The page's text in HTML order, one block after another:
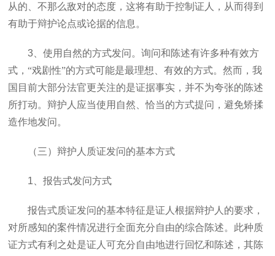
从的、不那么敌对的态度，这将有助于控制证人，从而得到
有助于辩护论点或论据的信息。
3 、使用自然的方式发问。询问和陈述有许多种有效方
式，“戏剧性”的方式可能是最理想、有效的方式。然而，我
国目前大部分法官更关注的是证据事实，并不为夸张的陈述
所打动。辩护人应当使用自然、恰当的方式提问，避免矫揉
造作地发问。
（三）辩护人质证发问的基本方式
1 、报告式发问方式
报告式质证发问的基本特征是证人根据辩护人的要求，
对所感知的案件情况进行全面充分自由的综合陈述。此种质
证方式有利之处是证人可充分自由地进行回忆和陈述，其陈